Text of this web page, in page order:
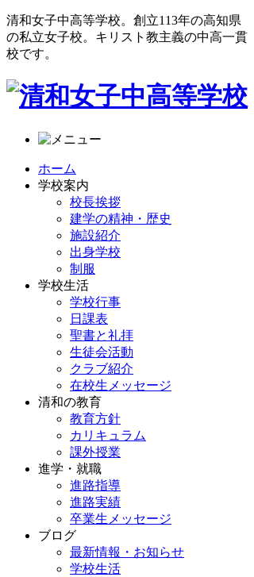
清和女子中高等学校。創立113年の高知県
の私立女子校。キリスト教主義の中高一貫
校です。
ホーム
学校案内
校長挨拶
建学の精神・歴史
施設紹介
出身学校
制服
学校生活
学校行事
日課表
聖書と礼拝
生徒会活動
クラブ紹介
在校生メッセージ
清和の教育
教育方針
カリキュラム
課外授業
進学・就職
進路指導
進路実績
卒業生メッセージ
ブログ
最新情報・お知らせ
学校生活